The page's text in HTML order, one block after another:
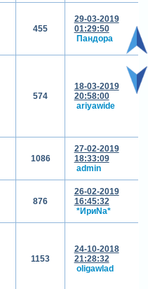
455
29-03-2019
01:29:50
Пандора
574
18-03-2019
20:58:00
ariyawide
1086
27-02-2019
18:33:09
admin
876
26-02-2019
16:45:32
*ИриNа*
1153
24-10-2018
21:28:32
oligawlad